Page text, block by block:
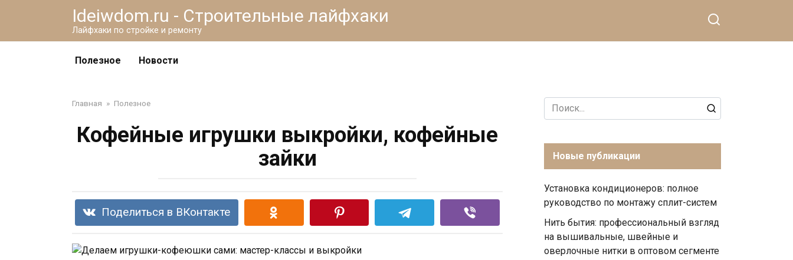
Ideiwdom.ru - Строительные лайфхаки
Лайфхаки по стройке и ремонту
Полезное Новости
Главная » Полезное
Кофейные игрушки выкройки, кофейные
зайки
Поделиться в ВКонтакте
Search
for:
Новые публикации
Установка кондиционеров: полное
руководство по монтажу сплит-систем
Нить бытия: профессиональный взгляд
на вышивальные, швейные и
оверлочные нитки в оптовом сегменте